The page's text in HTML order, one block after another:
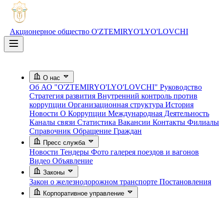
Акционерное общество O'ZTEMIRYO'LYO'LOVCHI
О нас
Об АО "O'ZTEMIRYO'LYO'LOVCHI" Руководство
Стратегия развития Внутренний контроль против
коррупции Организационная структура История
Новости О Коррупции Международная Деятельность
Каналы связи Статистика Вакансии Контакты Филиалы
Справочник Обращение Граждан
Пресс служба
Новости Тендеры Фото галерея поездов и вагонов
Видео Объявление
Законы
Закон о железнодорожном транспорте Постановления
Корпоративное управление